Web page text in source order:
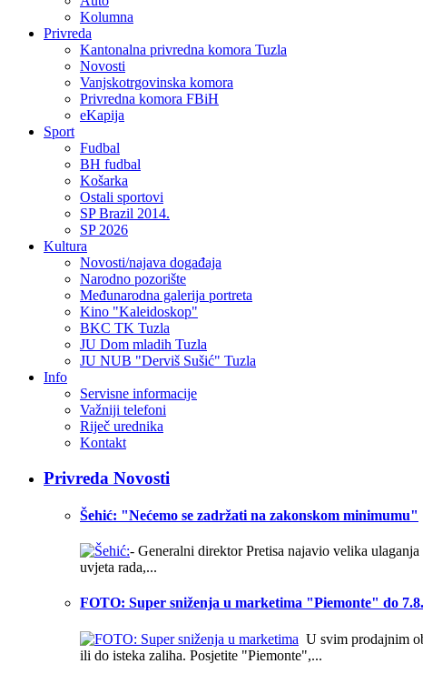
Kolumna
Privreda
Kantonalna privredna komora Tuzla
Novosti
Vanjskotrgovinska komora
Privredna komora FBiH
eKapija
Sport
Fudbal
BH fudbal
Košarka
Ostali sportovi
SP Brazil 2014.
SP 2026
Kultura
Novosti/najava događaja
Narodno pozorište
Međunarodna galerija portreta
Kino "Kaleidoskop"
BKC TK Tuzla
JU Dom mladih Tuzla
JU NUB "Derviš Sušić" Tuzla
Info
Servisne informacije
Važniji telefoni
Riječ urednika
Kontakt
Privreda Novosti
Šehić: "Nećemo se zadržati na zakonskom minimumu"
- Generalni direktor Pretisa najavio velika
uvjeta rada,...
FOTO: Super sniženja u marketima "Piemonte" do 7.8.
U svim prodajnim
ili do isteka zaliha. Posjetite "Piemonte",...